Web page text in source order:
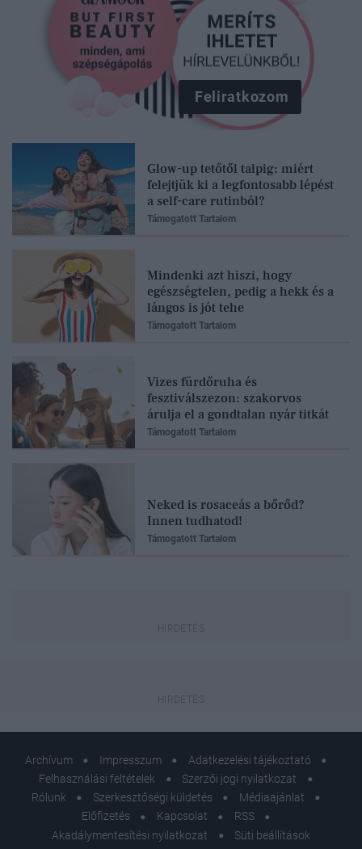
Feliratkozom
Glow-up tetőtől talpig: miért
felejtjük ki a legfontosabb lépést
a self-care rutinból?
Támogatott Tartalom
Mindenki azt hiszi, hogy
egészségtelen, pedig a hekk és a
lángos is jót tehe
Támogatott Tartalom
Vizes fürdőruha és
fesztiválszezon: szakorvos
árulja el a gondtalan nyár titkát
Támogatott Tartalom
Neked is rosaceás a bőrőd?
Innen tudhatod!
Támogatott Tartalom
Archívum Impresszum
Adatkezelési tájékoztató
Felhasználási feltételek
Szerzői jogi nyilatkozat
Rólunk
Szerkesztőségi küldetés
Médiaajánlat
Előfizetés
Kapcsolat
RSS
Akadálymentesítési nyilatkozat
Süti beállítások